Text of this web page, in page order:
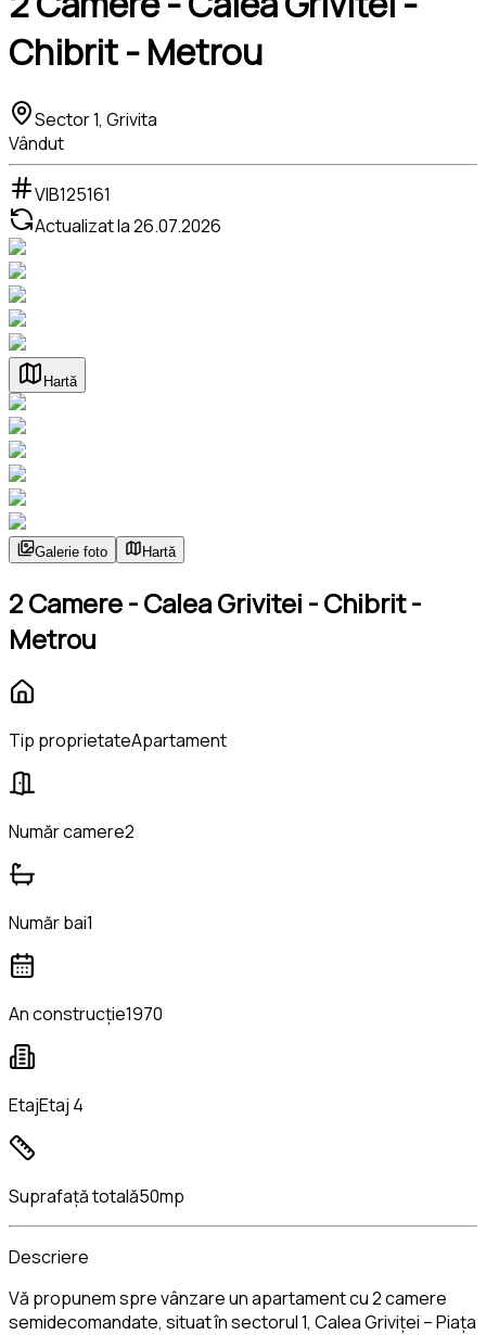
Chibrit - Metrou
Sector 1, Grivita
Vândut
VIB125161
Actualizat la26.07.2026
Hartă
Galerie foto Hartă
2 Camere - Calea Grivitei - Chibrit -
Metrou
Tip proprietateApartament
Număr camere2
Număr bai1
An construcție1970
EtajEtaj 4
Suprafață totală50mp
Descriere
Vă propunem spre vânzare un apartament cu 2 camere
semidecomandate, situat în sectorul 1, Calea Griviței – Piața